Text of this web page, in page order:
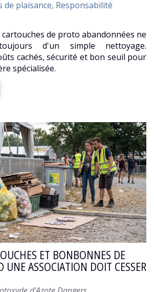
de plaisance, Responsabilité
de proto abandonnées ne
d'un simple nettoyage.
cachés, sécurité et bon seuil pour
spécialisée.
ET BONBONNES DE
UNE ASSOCIATION DOIT CESSER